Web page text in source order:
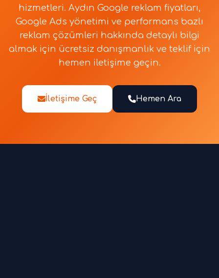
hizmetleri. Aydın Google reklam fiyatları,
Google Ads yönetimi ve performans bazlı
reklam çözümleri hakkında detaylı bilgi
almak için ücretsiz danışmanlık ve teklif için
hemen iletişime geçin.
İletişime Geç Hemen Ara